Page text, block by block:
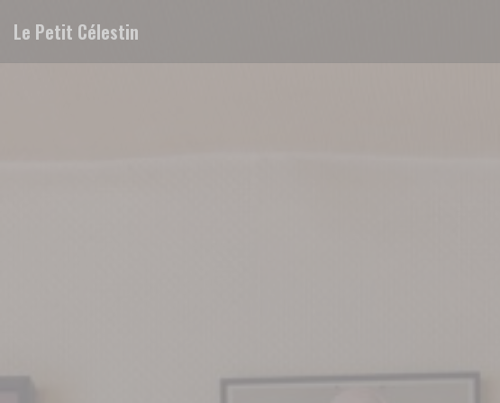
Le Petit Célestin